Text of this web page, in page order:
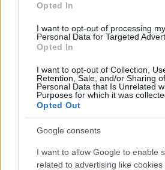
Opted In
I want to opt-out of processing my
Personal Data for Targeted
Opted In
I want to opt-out of Collection,
Retention, Sale, and/or Sharing
Personal Data that Is Unrelated
Purposes for which it was
Opted Out
Google consents
I want to allow Google to enable
related to advertising like
similares
pocas plazas
Samarkanda, Bukhara, Jiva,...
04/09/2026